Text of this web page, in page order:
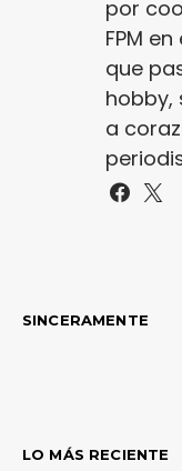
por
FPM
que
hobby,
a
SINCERAMENTE
LO MÁS RECIENTE